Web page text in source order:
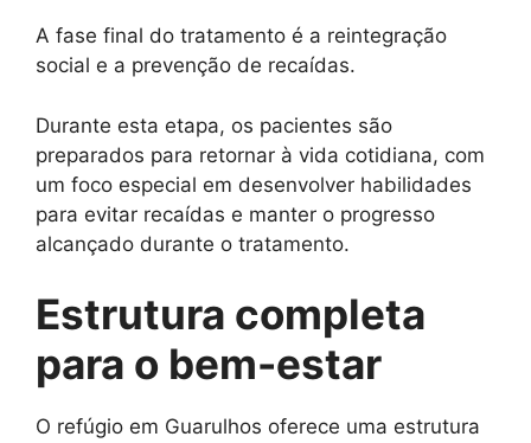
A fase final do tratamento é a reintegração
social e a prevenção de recaídas.
Durante esta etapa, os pacientes são
preparados para retornar à vida cotidiana, com
um foco especial em desenvolver habilidades
para evitar recaídas e manter o progresso
alcançado durante o tratamento.
Estrutura completa
para o bem-estar
O refúgio em Guarulhos oferece uma estrutura